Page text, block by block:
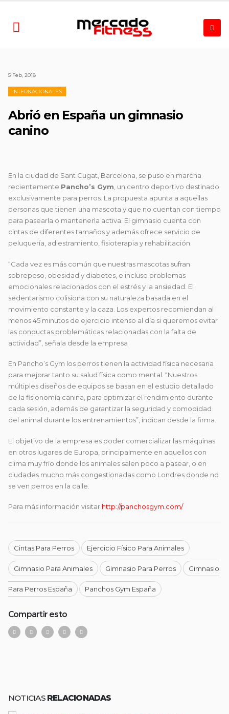
5 Feb, 2018
INTERNACIONALES
Abrió en España un gimnasio
canino
En la ciudad de Sant Cugat, Barcelona, se puso en marcha
recientemente Pancho’s Gym , un centro deportivo destinado
exclusivamente para perros. La propuesta apunta a aquellas
personas que tienen una mascota y que no cuentan con tiempo
para pasearla o mantenerla activa. El gimnasio cuenta con
cintas de diferentes tamaños y además ofrece servicio de
peluquería, adiestramiento, fisioterapia y rehabilitación.
“Cada vez es más común que nuestras mascotas sufran
sobrepeso, obesidad y diabetes, e incluso problemas
emocionales relacionados con el estrés y la ansiedad. El
sedentarismo colisiona con su naturaleza basada en el
movimiento constante y la caza. Los expertos recomiendan al
menos 45 minutos de ejercicio intenso al día si queremos evitar
las conductas problemáticas relacionadas con la falta de
actividad”, señala desde la empresa
En Pancho’s Gym los perros tienen la actividad física necesaria
para mejorar tanto su salud física como mental. “Nuestros
múltiples diseños de equipos se basan en el estudio detallado
de la fisionomía canina, para optimizar el rendimiento durante
cada sesión, además de garantizar la seguridad y comodidad
del animal durante los entrenamientos”, indican desde la firma.
El objetivo de la empresa es poder comercializar las máquinas
en otros lugares de Europa, principalmente en aquellos con
clima muy frío donde los animales salen poco a pasear, o en
ciudades mucho más congestionadas como Londres donde no
se ven perros en la calle.
Para más información visitar http://panchosgym.com/
Cintas Para Perros Ejercicio Físico Para Animales
Gimnasio Para Animales Gimnasio Para Perros Gimnasio
Para Perros España Panchos Gym España
Compartir esto
NOTICIAS RELACIONADAS